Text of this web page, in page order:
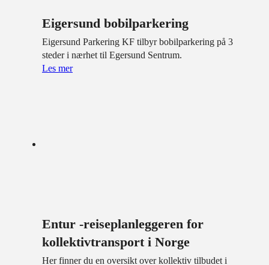
Eigersund bobilparkering
Eigersund Parkering KF tilbyr bobilparkering på 3
steder i nærhet til Egersund Sentrum.
Les mer
Entur -reiseplanleggeren for
kollektivtransport i Norge
Her finner du en oversikt over kollektiv tilbudet i